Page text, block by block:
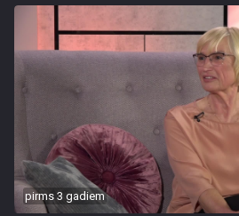
pirms 3 gadiem